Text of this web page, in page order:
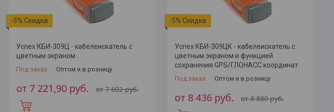
-5%
Успех КБИ-309Ц - кабелеискатель с
цветным экраном
Под заказ Оптом и в розницу
от 7 602руб.
от 7 221,90 руб.
-5%
Успех КБИ-309ЦК - кабелеискатель с
цветным экраном и функцией
сохранения GPS/ГЛОНАСС координат
Под заказ Оптом и в розницу
от 8 880руб.
от 8 436 руб.